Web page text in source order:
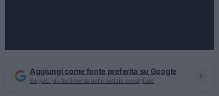
Aggiungi come fonte preferita su Google
Seguici più facilmente nelle notizie consigliate